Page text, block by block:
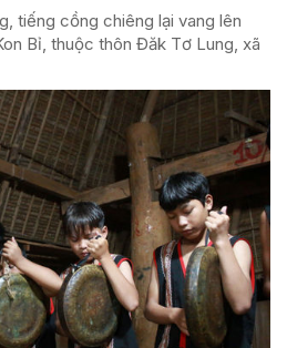
tiếng cồng chiêng lại vang lên
Bỉ, thuộc thôn Đăk Tơ Lung, xã